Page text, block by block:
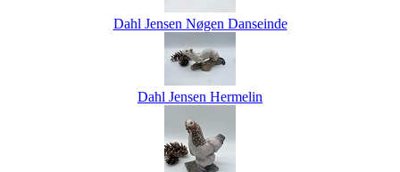
Dahl Jensen Nøgen Danseinde
Dahl Jensen Hermelin